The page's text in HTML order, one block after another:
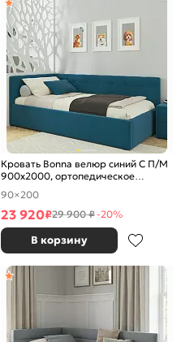
Кровать Bonna велюр синий С П/М
900x2000, ортопедическое
основание, изголовье мягкое
90×200
23 920₽29 900 ₽-20%
В корзину